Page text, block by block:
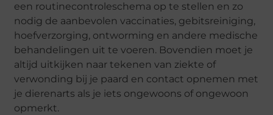
een routinecontroleschema op te stellen en zo
nodig de aanbevolen vaccinaties, gebitsreiniging,
hoefverzorging, ontworming en andere medische
behandelingen uit te voeren. Bovendien moet je
altijd uitkijken naar tekenen van ziekte of
verwonding bij je paard en contact opnemen met
je dierenarts als je iets ongewoons of ongewoon
opmerkt.